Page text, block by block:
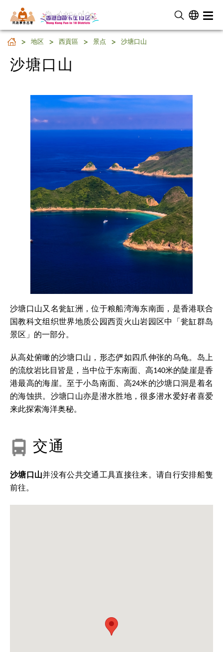
民 政 事 务 总 署
沙塘口山
地区 西貢區 景点 沙塘口山
沙塘口山
沙塘口山又名瓮缸洲，位于粮船湾海东南面，是香港联合
国教科文组织世界地质公园西贡火山岩园区中「瓮缸群岛
景区」的一部分。
从高处俯瞰的沙塘口山，形态俨如四爪伸张的乌龟。岛上
的流纹岩比目皆是，当中位于东南面、高140米的陡崖是香
港最高的海崖。至于小岛南面、高24米的沙塘口洞是着名
的海蚀拱。沙塘口山亦是潜水胜地，很多潜水爱好者喜爱
来此探索海洋奥秘。
交通
沙塘口山并没有公共交通工具直接往来。请自行安排船隻
前往。